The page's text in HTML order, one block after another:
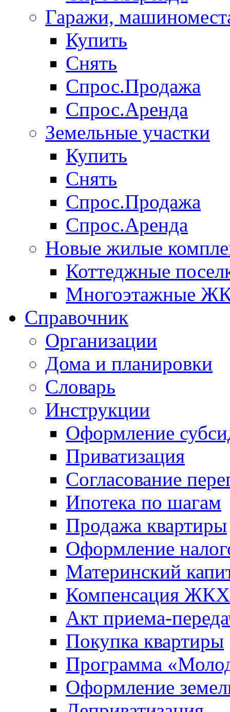
Гаражи,
Купить
Снять
Спрос.Продажа
Спрос.Аренда
Земельные участки
Купить
Снять
Спрос.Продажа
Спрос.Аренда
Новые жилые
Коттеджные
Многоэтажные
Справочник
Организации
Дома и планировки
Словарь
Инструкции
Оформление
Приватизация
Согласование
Ипотека по шагам
Продажа квартиры
Оформление
Материнский
Компенсация ЖКХ
Акт приема-
Покупка квартиры
Программа
Оформление